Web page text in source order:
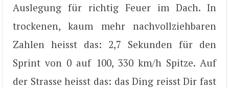
Auslegung für richtig Feuer im Dach. In
trockenen, kaum mehr nachvollziehbaren
Zahlen heisst das: 2,7 Sekunden für den
Sprint von 0 auf 100, 330 km/h Spitze. Auf
der Strasse heisst das: das Ding reisst Dir fast